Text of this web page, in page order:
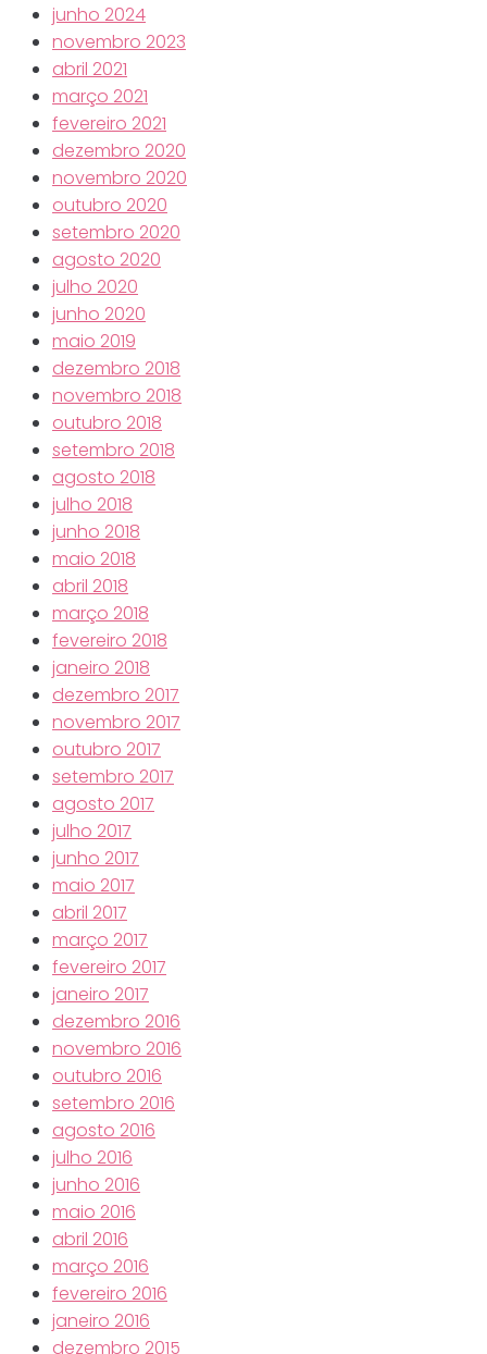
junho 2024
novembro 2023
abril 2021
março 2021
fevereiro 2021
dezembro 2020
novembro 2020
outubro 2020
setembro 2020
agosto 2020
julho 2020
junho 2020
maio 2019
dezembro 2018
novembro 2018
outubro 2018
setembro 2018
agosto 2018
julho 2018
junho 2018
maio 2018
abril 2018
março 2018
fevereiro 2018
janeiro 2018
dezembro 2017
novembro 2017
outubro 2017
setembro 2017
agosto 2017
julho 2017
junho 2017
maio 2017
abril 2017
março 2017
fevereiro 2017
janeiro 2017
dezembro 2016
novembro 2016
outubro 2016
setembro 2016
agosto 2016
julho 2016
junho 2016
maio 2016
abril 2016
março 2016
fevereiro 2016
janeiro 2016
dezembro 2015